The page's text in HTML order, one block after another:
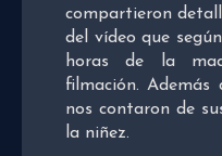
compartieron
del vídeo que
horas de la
filmación. Además
nos contaron de
la niñez.